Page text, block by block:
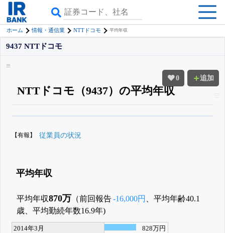
ホーム 情報・通信業 NTTドコモ 平均年収
0 追加
9437 NTTドコモ
NTTドコモ（9437）の平均年収
く追える
無料でβ版をはじめる
【有報】 従業員の状況
平均年収
平均年収870万 （前回報告-16,000円
、平均年齢40.1
歳、平均勤続年数16.9年)
2014年3月
828万円